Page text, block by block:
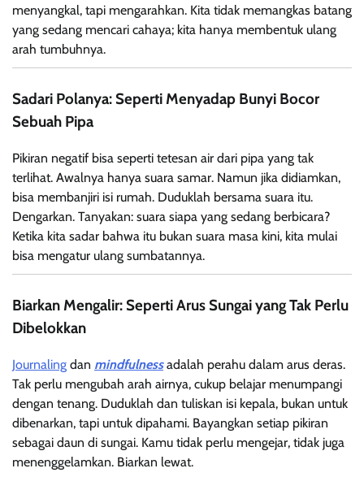
menyangkal, tapi mengarahkan. Kita tidak memangkas batang
yang sedang mencari cahaya; kita hanya membentuk ulang
arah tumbuhnya.
Sadari Polanya: Seperti Menyadap Bunyi Bocor
Sebuah Pipa
Pikiran negatif bisa seperti tetesan air dari pipa yang tak
terlihat. Awalnya hanya suara samar. Namun jika didiamkan,
bisa membanjiri isi rumah. Duduklah bersama suara itu.
Dengarkan. Tanyakan: suara siapa yang sedang berbicara?
Ketika kita sadar bahwa itu bukan suara masa kini, kita mulai
bisa mengatur ulang sumbatannya.
Biarkan Mengalir: Seperti Arus Sungai yang Tak Perlu
Dibelokkan
Journaling dan mindfulnessadalah perahu dalam arus deras.
Tak perlu mengubah arah airnya, cukup belajar menumpangi
dengan tenang. Duduklah dan tuliskan isi kepala, bukan untuk
dibenarkan, tapi untuk dipahami. Bayangkan setiap pikiran
sebagai daun di sungai. Kamu tidak perlu mengejar, tidak juga
menenggelamkan. Biarkan lewat.